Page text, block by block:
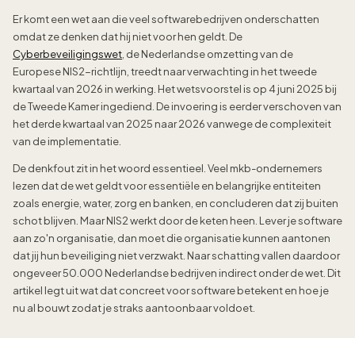
Er komt een wet aan die veel softwarebedrijven onderschatten
omdat ze denken dat hij niet voor hen geldt. De
Cyberbeveiligingswet , de Nederlandse omzetting van de
Europese NIS2-richtlijn, treedt naar verwachting in het tweede
kwartaal van 2026 in werking. Het wetsvoorstel is op 4 juni 2025 bij
de Tweede Kamer ingediend. De invoering is eerder verschoven van
het derde kwartaal van 2025 naar 2026 vanwege de complexiteit
van de implementatie.
De denkfout zit in het woord essentieel. Veel mkb-ondernemers
lezen dat de wet geldt voor essentiële en belangrijke entiteiten
zoals energie, water, zorg en banken, en concluderen dat zij buiten
schot blijven. Maar NIS2 werkt door de keten heen. Lever je software
aan zo'n organisatie, dan moet die organisatie kunnen aantonen
dat jij hun beveiliging niet verzwakt. Naar schatting vallen daardoor
ongeveer 50.000 Nederlandse bedrijven indirect onder de wet. Dit
artikel legt uit wat dat concreet voor software betekent en hoe je
nu al bouwt zodat je straks aantoonbaar voldoet.